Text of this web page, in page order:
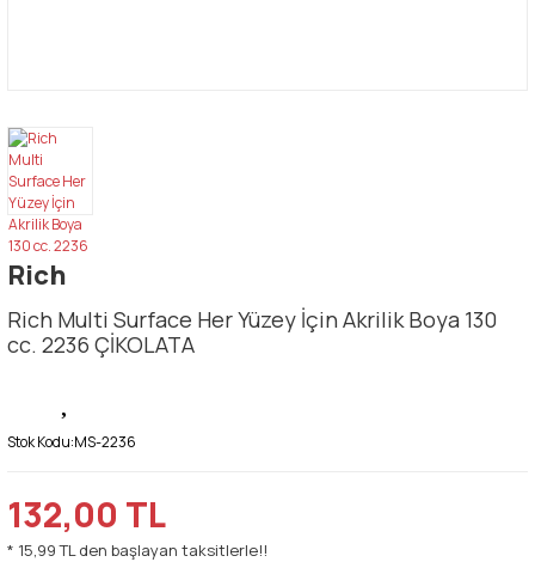
Rich
Rich Multi Surface Her Yüzey İçin Akrilik Boya 130
cc. 2236 ÇİKOLATA
Stok Kodu:MS-2236
132,00 TL
* 15,99 TL den başlayan taksitlerle!!